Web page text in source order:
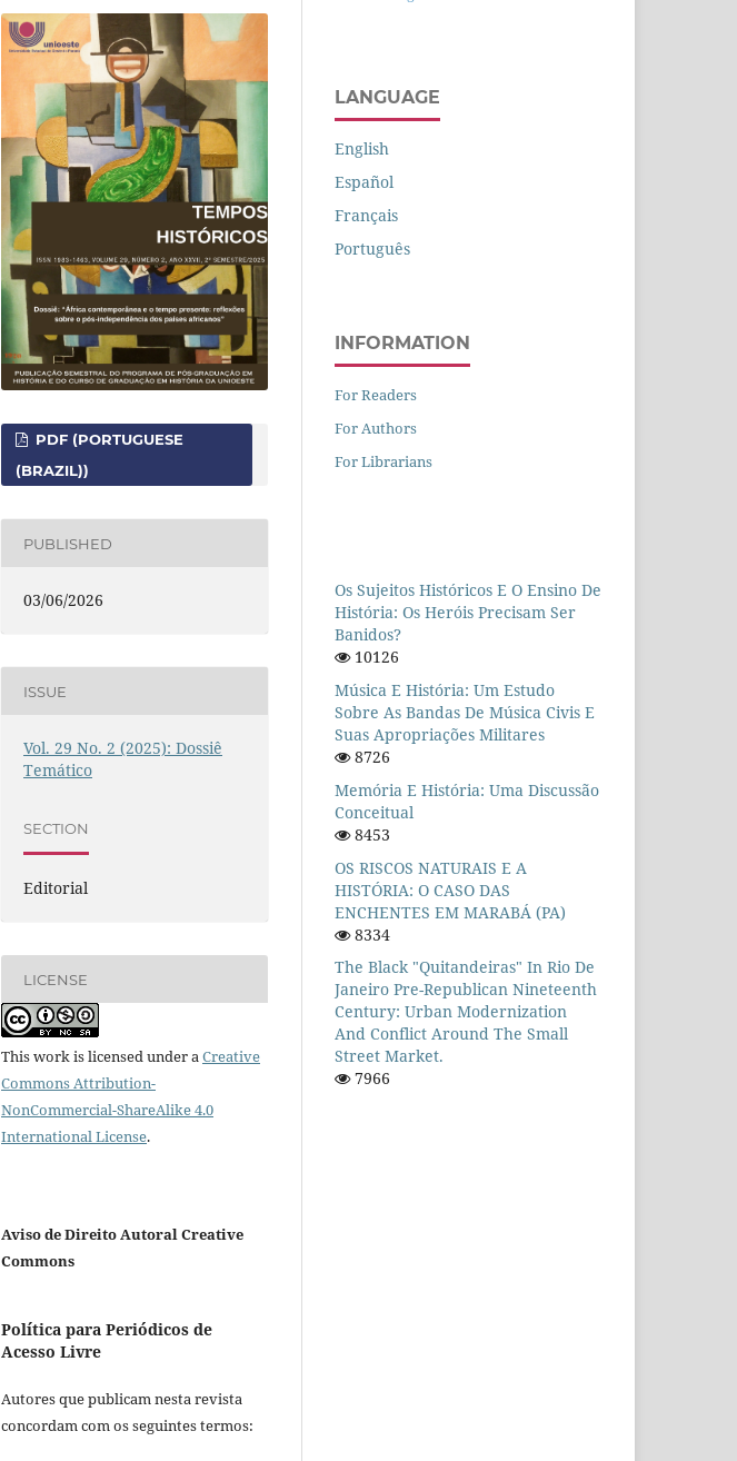
PDF (PORTUGUESE
(BRAZIL))
PUBLISHED
03/06/2026
ISSUE
Vol. 29 No. 2 (2025): Dossiê
Temático
SECTION
Editorial
LICENSE
This work is licensed under aCreative
Commons Attribution-
NonCommercial-ShareAlike 4.0
International License.
Aviso de Direito Autoral Creative
Commons
Política para Periódicos de
Acesso Livre
Autores que publicam nesta revista
concordam com os seguintes termos:
LANGUAGE
English
Español
Français
Português
INFORMATION
For Readers
For Authors
For Librarians
Os Sujeitos Históricos E O Ensino De
História: Os Heróis Precisam Ser
Banidos?
10126
Música E História: Um Estudo
Sobre As Bandas De Música Civis E
Suas Apropriações Militares
8726
Memória E História: Uma Discussão
Conceitual
8453
OS RISCOS NATURAIS E A
HISTÓRIA: O CASO DAS
ENCHENTES EM MARABÁ (PA)
8334
The Black "quitandeiras" In Rio De
Janeiro Pre-Republican Nineteenth
Century: Urban Modernization
And Conflict Around The Small
Street Market.
7966